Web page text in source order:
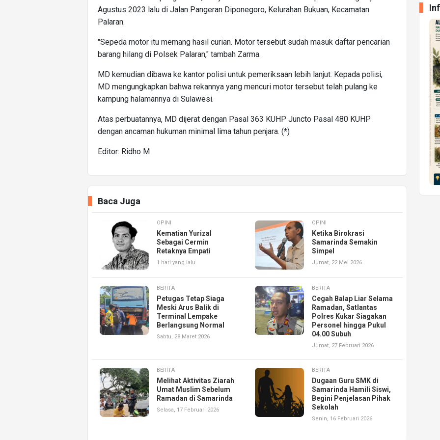
Agustus 2023 lalu di Jalan Pangeran Diponegoro, Kelurahan Bukuan, Kecamatan
Palaran.
"Sepeda motor itu memang hasil curian. Motor tersebut sudah masuk daftar pencarian
barang hilang di Polsek Palaran," tambah Zarma.
MD kemudian dibawa ke kantor polisi untuk pemeriksaan lebih lanjut. Kepada polisi,
MD mengungkapkan bahwa rekannya yang mencuri motor tersebut telah pulang ke
kampung halamannya di Sulawesi.
Atas perbuatannya, MD dijerat dengan Pasal 363 KUHP Juncto Pasal 480 KUHP
dengan ancaman hukuman minimal lima tahun penjara. (*)
Editor: Ridho M
Baca Juga
OPINI
Kematian Yurizal
Sebagai Cermin
Retaknya Empati
1 hari yang lalu
OPINI
Ketika Birokrasi
Samarinda Semakin
Simpel
Jumat, 22 Mei 2026
BERITA
Petugas Tetap Siaga
Meski Arus Balik di
Terminal Lempake
Berlangsung Normal
Sabtu, 28 Maret 2026
BERITA
Cegah Balap Liar Selama
Ramadan, Satlantas
Polres Kukar Siagakan
Personel hingga Pukul
04.00 Subuh
Jumat, 27 Februari 2026
BERITA
Melihat Aktivitas Ziarah
Umat Muslim Sebelum
Ramadan di Samarinda
Selasa, 17 Februari 2026
BERITA
Dugaan Guru SMK di
Samarinda Hamili Siswi,
Begini Penjelasan Pihak
Sekolah
Senin, 16 Februari 2026